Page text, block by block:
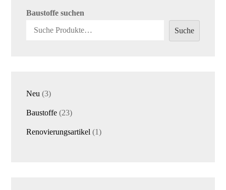
Baustoffe suchen
Suche
Neu 33
Baustoffe 2323
Renovierungsartikel 11